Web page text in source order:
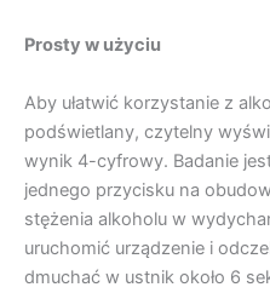
Prosty w użyciu
Aby ułatwić korzystanie z
podświetlany, czytelny
wynik 4-cyfrowy. Badanie
jednego przycisku na
stężenia alkoholu w
uruchomić urządzenie i
dmuchać w ustnik około 6